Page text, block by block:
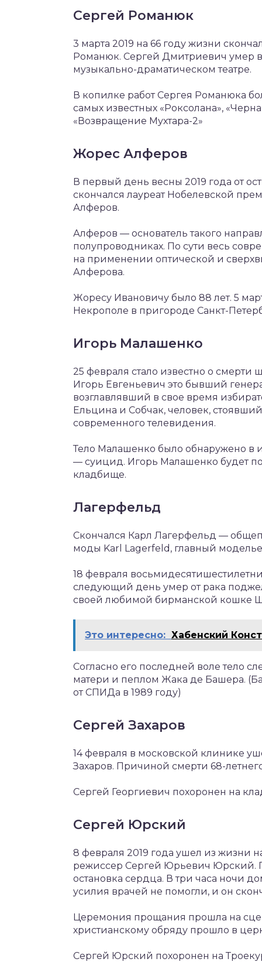
Сергей Романюк
3 марта 2019 на 66 году жизни
Романюк. Сергей Дмитриевич умер
музыкально-драматическом театре.
В копилке работ Сергея Романюка
самых известных «Роксолана»,
«Возвращение Мухтара-2»
Жорес Алферов
В первый день весны 2019 года от
скончался лауреат Нобелевской
Алферов.
Алферов — основатель такого
полупроводниках. По сути весь
на применении оптической и
Алферова.
Жоресу Ивановичу было 88 лет. 5
Некрополе в пригороде Санкт-
Игорь Малашенко
25 февраля стало известно о
Игорь Евгеньевич это бывший
возглавлявший в свое время
Ельцина и Собчак, человек,
современного телевидения.
Тело Малашенко было обнаружено в
— суицид. Игорь Малашенко будет
кладбище.
Лагерфельд
Скончался Карл Лагерфельд —
моды Karl Lagerfeld, главный
18 февраля
следующий день умер от рака
своей любимой бирманской кошке
Это интересно: Хабенский
Согласно его последней воле тело
матери и пеплом Жака де Башера.
от СПИДа в 1989 году)
Сергей Захаров
14 февраля в московской клинике
Захаров. Причиной смерти 68-
Сергей Георгиевич похоронен на
Сергей Юрский
8 февраля 2019 года ушел из жизни
режиссер Сергей Юрьевич Юрский.
остановка сердца. В три часа ночи
усилия врачей не помогли, и он
Церемония прощания прошла на
христианскому обряду прошло в
Сергей Юрский похоронен на